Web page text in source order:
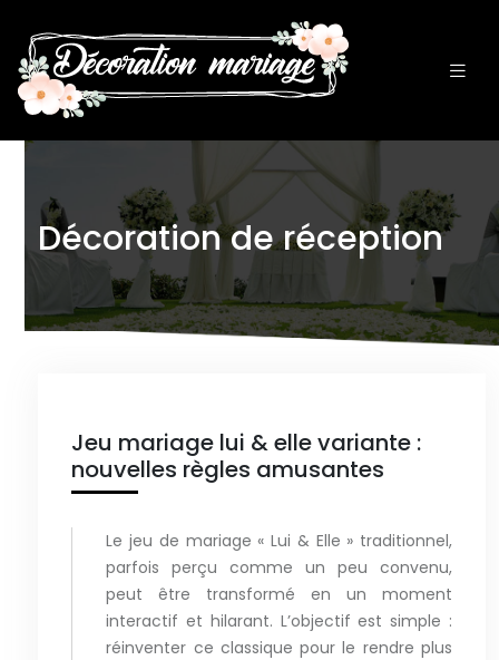
Décoration de réception
Jeu mariage lui & elle variante :
nouvelles règles amusantes
Le jeu de mariage « Lui & Elle » traditionnel,
parfois perçu comme un peu convenu,
peut être transformé en un moment
interactif et hilarant. L’objectif est simple :
réinventer ce classique pour le rendre plus